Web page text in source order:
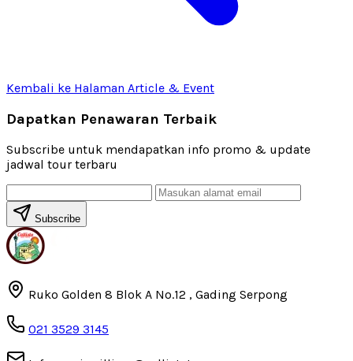
Kembali ke Halaman Article & Event
Dapatkan Penawaran Terbaik
Subscribe untuk mendapatkan info promo & update
jadwal tour terbaru
Subscribe
Ruko Golden 8 Blok A No.12 , Gading Serpong
021 3529 3145